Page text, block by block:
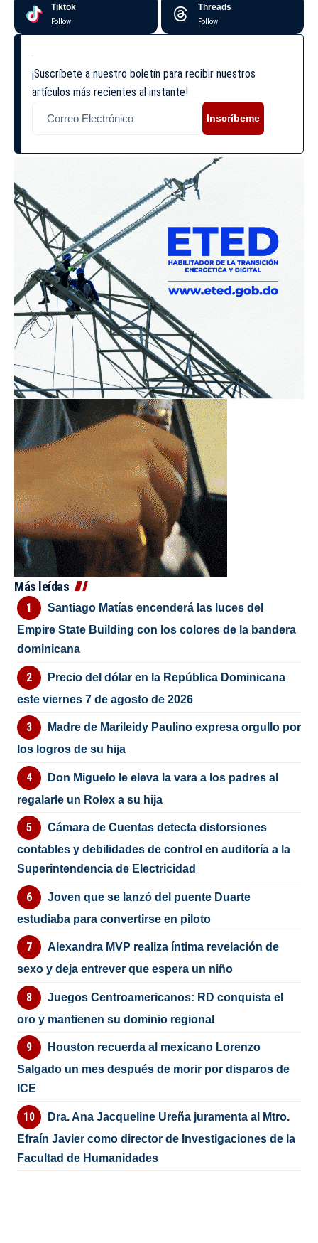
Tiktok
Follow
Threads
Follow
¡Suscríbete a nuestro boletín para recibir nuestros
artículos más recientes al instante!
Inscríbeme
Más leídas
Santiago Matías encenderá las luces del
Empire State Building con los colores de la bandera
dominicana
Precio del dólar en la República Dominicana
este viernes 7 de agosto de 2026
Madre de Marileidy Paulino expresa orgullo por
los logros de su hija
Don Miguelo le eleva la vara a los padres al
regalarle un Rolex a su hija
Cámara de Cuentas detecta distorsiones
contables y debilidades de control en auditoría a la
Superintendencia de Electricidad
Joven que se lanzó del puente Duarte
estudiaba para convertirse en piloto
Alexandra MVP realiza íntima revelación de
sexo y deja entrever que espera un niño
Juegos Centroamericanos: RD conquista el
oro y mantienen su dominio regional
Houston recuerda al mexicano Lorenzo
Salgado un mes después de morir por disparos de
ICE
Dra. Ana Jacqueline Ureña juramenta al Mtro.
Efraín Javier como director de Investigaciones de la
Facultad de Humanidades